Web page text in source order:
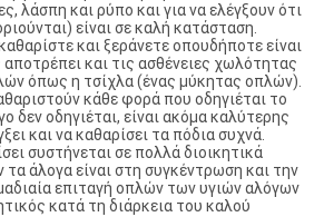
λάσπη και ρύπο και για να ελέγξουν ότι
είναι σε καλή κατάσταση.
και ξεράνετε οπουδήποτε είναι
αποτρέπει και τις ασθένειες χωλότητας
όπως η τσίχλα (ένας μύκητας οπλών).
κάθε φορά που οδηγιέται το
δεν οδηγιέται, είναι ακόμα καλύτερης
και να καθαρίσει τα πόδια συχνά.
συστήνεται σε πολλά διοικητικά
τα άλογα είναι στη συγκέντρωση και την
επιταγή οπλών των υγιών αλόγων
κατά τη διάρκεια του καλού